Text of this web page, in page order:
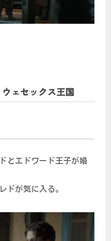
ェセックス王国
とエドワード王子が婚
ドが気に入る。